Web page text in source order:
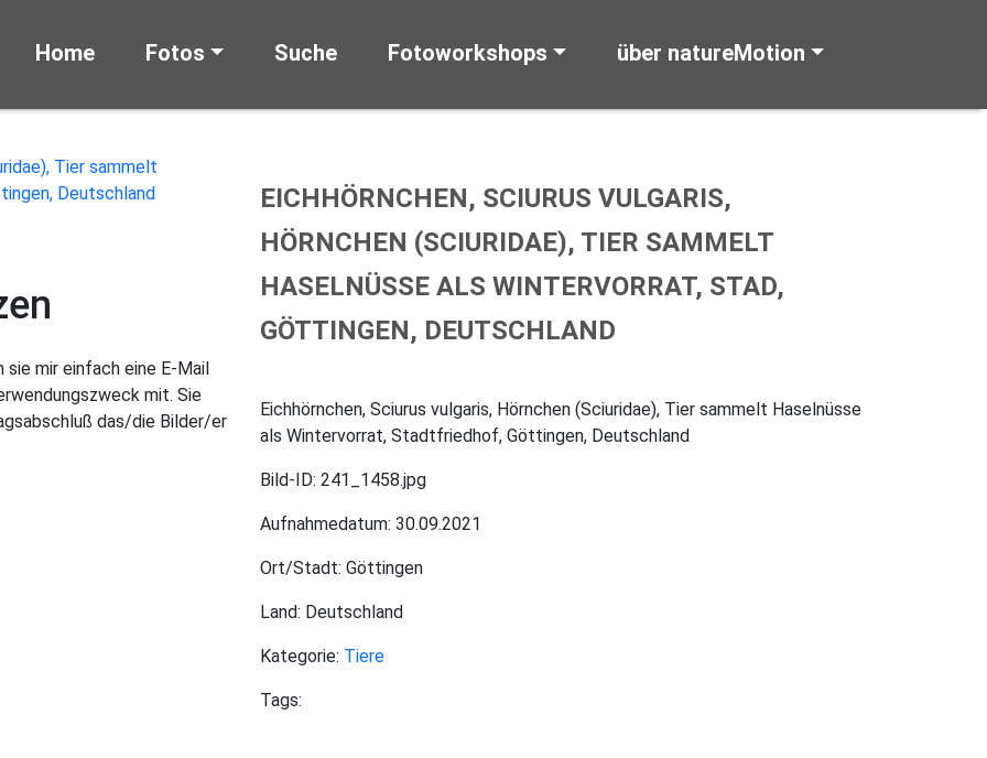
Home Fotos Suche Fotoworkshops über natureMotion
mir einfach eine E-Mail
mit. Sie
das/die Bilder/er
EICHHÖRNCHEN, SCIURUS VULGARIS,
HÖRNCHEN (SCIURIDAE), TIER SAMMELT
HASELNÜSSE ALS WINTERVORRAT, STAD,
GÖTTINGEN, DEUTSCHLAND
Eichhörnchen, Sciurus vulgaris, Hörnchen (Sciuridae), Tier sammelt Haselnüsse
als Wintervorrat, Stadtfriedhof, Göttingen, Deutschland
Bild-ID: 241_1458.jpg
Aufnahmedatum: 30.09.2021
Ort/Stadt: Göttingen
Land: Deutschland
Kategorie: Tiere
Tags: